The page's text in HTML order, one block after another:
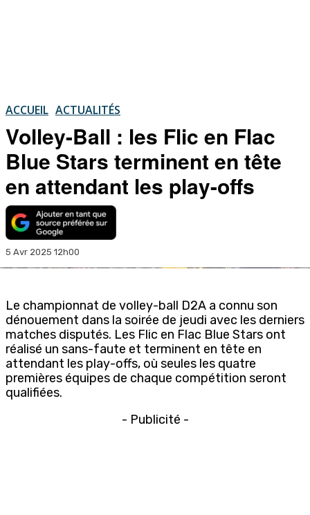
ACCUEIL ACTUALITÉS
Volley-Ball : les Flic en Flac
Blue Stars terminent en tête
en attendant les play-offs
5 Avr 2025 12h00
Le championnat de volley-ball D2A a connu son
dénouement dans la soirée de jeudi avec les derniers
matches disputés. Les Flic en Flac Blue Stars ont
réalisé un sans-faute et terminent en tête en
attendant les play-offs, où seules les quatre
premières équipes de chaque compétition seront
qualifiées.
- Publicité -